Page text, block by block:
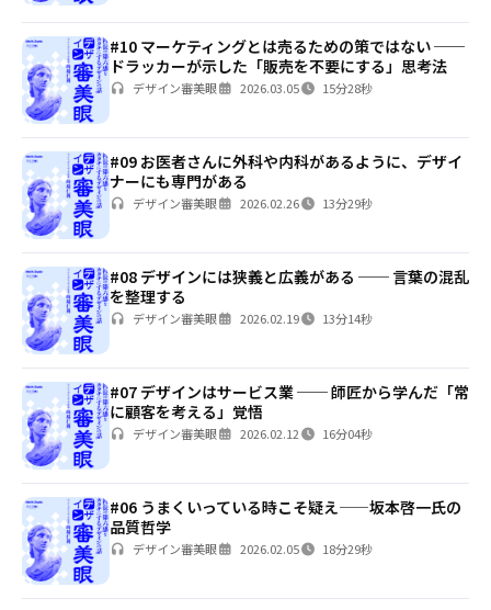
#10 マーケティングとは売るための策ではない ──
ドラッカーが示した「販売を不要にする」思考法
デザイン審美眼 2026.03.05 15分28秒
#09 お医者さんに外科や内科があるように、デザイ
ナーにも専門がある
デザイン審美眼 2026.02.26 13分29秒
#08 デザインには狭義と広義がある ── 言葉の混乱
を整理する
デザイン審美眼 2026.02.19 13分14秒
#07 デザインはサービス業 ── 師匠から学んだ「常
に顧客を考える」覚悟
デザイン審美眼 2026.02.12 16分04秒
#06 うまくいっている時こそ疑え——坂本啓一氏の
品質哲学
デザイン審美眼 2026.02.05 18分29秒